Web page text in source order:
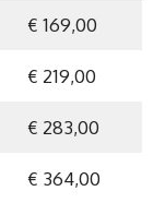
€ 169,00
€ 219,00
€ 283,00
€ 364,00